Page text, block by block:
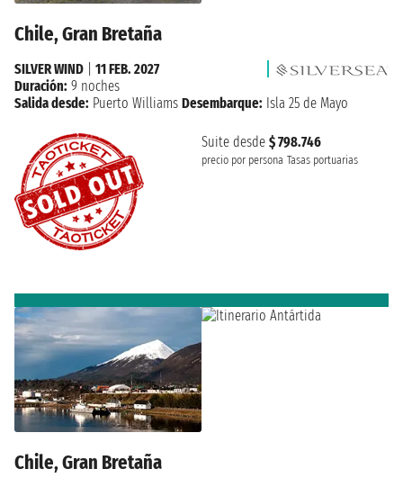
Chile, Gran Bretaña
Suite desde $ 798.746
precio por persona Tasas portuarias
SILVER WIND
11 FEB. 2027
Duración: 9 noches
Salida desde: Puerto Williams Desembarque: Isla 25 de Mayo
Chile, Gran Bretaña